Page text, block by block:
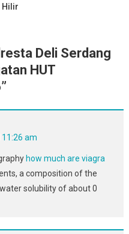
Hilir
Deli Serdang
HUT
”
11:26 am
how much are viagra
a composition of the
solubility of about 0